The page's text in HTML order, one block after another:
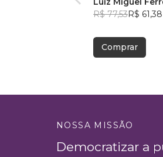
R$ 77,53R$ 61,38
Comprar
NOSSA MISSÃO
Democratizar a